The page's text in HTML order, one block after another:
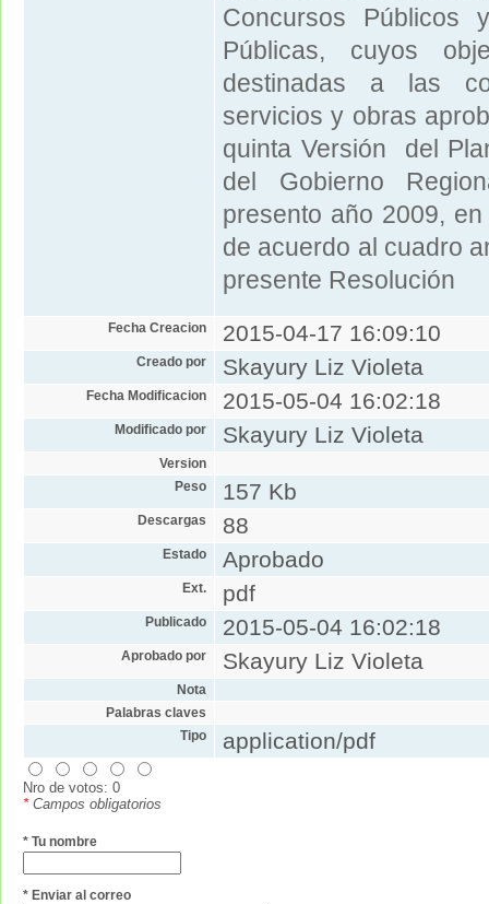
Concursos Públicos
Públicas, cuyos
destinadas a las
servicios y obras
quinta Versión del
del Gobierno
presento año 2009,
de acuerdo al cuadro
presente Resolución
Fecha Creacion 2015-04-17 16:09:10
Creado por Skayury Liz Violeta
Fecha Modificacion 2015-05-04 16:02:18
Modificado por Skayury Liz Violeta
Version
Peso
157 Kb
Descargas 88
Estado Aprobado
Ext. pdf
Publicado 2015-05-04 16:02:18
Aprobado por Skayury Liz Violeta
Nota
Palabras claves
Tipo
application/pdf
Nro de votos: 0
*Campos obligatorios
* Tu nombre
* Enviar al correo